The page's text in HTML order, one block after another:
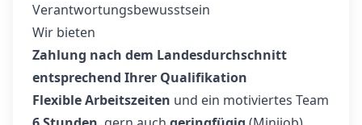
Verantwortungsbewusstsein
Wir bieten
Zahlung nach dem Landesdurchschnitt
entsprechend Ihrer Qualifikation
Flexible Arbeitszeiten und ein motiviertes Team